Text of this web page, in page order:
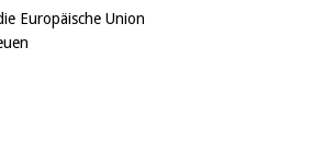
Europäische Union